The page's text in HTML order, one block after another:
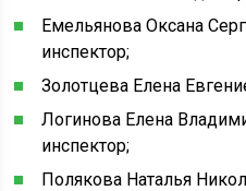
Емельянова Оксана
инспектор;
Золотцева Елена
Логинова Елена
инспектор;
Полякова Наталья